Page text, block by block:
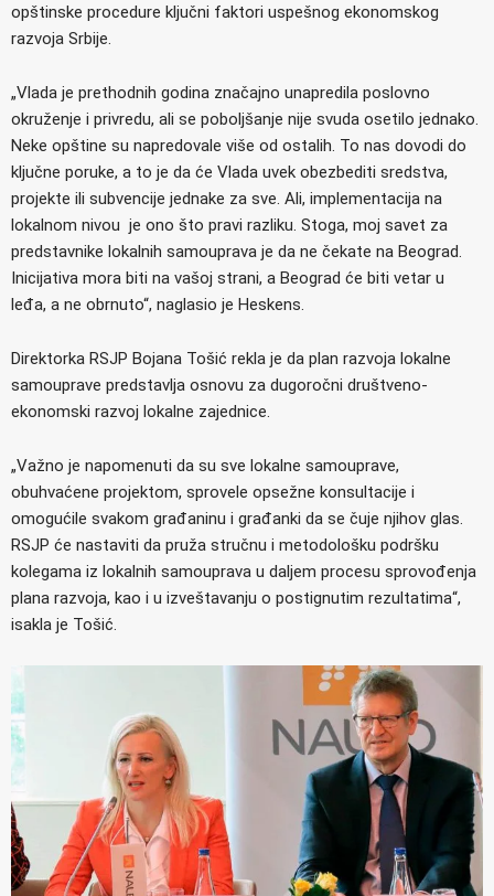
opštinske procedure ključni faktori uspešnog ekonomskog
razvoja Srbije.
„Vlada je prethodnih godina značajno unapredila poslovno
okruženje i privredu, ali se poboljšanje nije svuda osetilo jednako.
Neke opštine su napredovale više od ostalih. To nas dovodi do
ključne poruke, a to je da će Vlada uvek obezbediti sredstva,
projekte ili subvencije jednake za sve. Ali, implementacija na
lokalnom nivou je ono što pravi razliku. Stoga, moj savet za
predstavnike lokalnih samouprava je da ne čekate na Beograd.
Inicijativa mora biti na vašoj strani, a Beograd će biti vetar u
leđa, a ne obrnuto“, naglasio je Heskens.
Direktorka RSJP Bojana Tošić rekla je da plan razvoja lokalne
samouprave predstavlja osnovu za dugoročni društveno-
ekonomski razvoj lokalne zajednice.
„Važno je napomenuti da su sve lokalne samouprave,
obuhvaćene projektom, sprovele opsežne konsultacije i
omogućile svakom građaninu i građanki da se čuje njihov glas.
RSJP će nastaviti da pruža stručnu i metodološku podršku
kolegama iz lokalnih samouprava u daljem procesu sprovođenja
plana razvoja, kao i u izveštavanju o postignutim rezultatima“,
isakla je Tošić.